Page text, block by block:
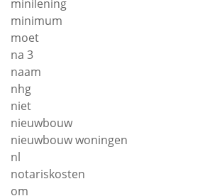
minilening
minimum
moet
na 3
naam
nhg
niet
nieuwbouw
nieuwbouw woningen
nl
notariskosten
om